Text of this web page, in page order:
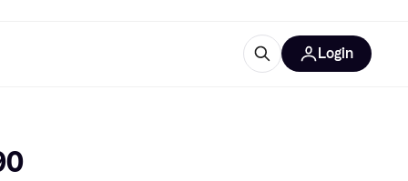
Artikel
Login